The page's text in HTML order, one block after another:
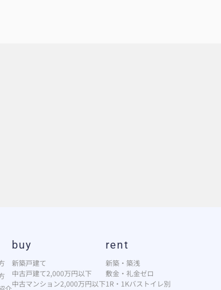
buy
新築戸建て
中古戸建て2,000万円以下
中古マンション2,000万円以下
rent
新築・築浅
敷金・礼金ゼロ
1R・1Kバストイレ別